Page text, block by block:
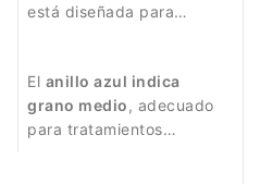
está diseñada para
El anillo azul indica
grano medio, adecuado
para tratamientos